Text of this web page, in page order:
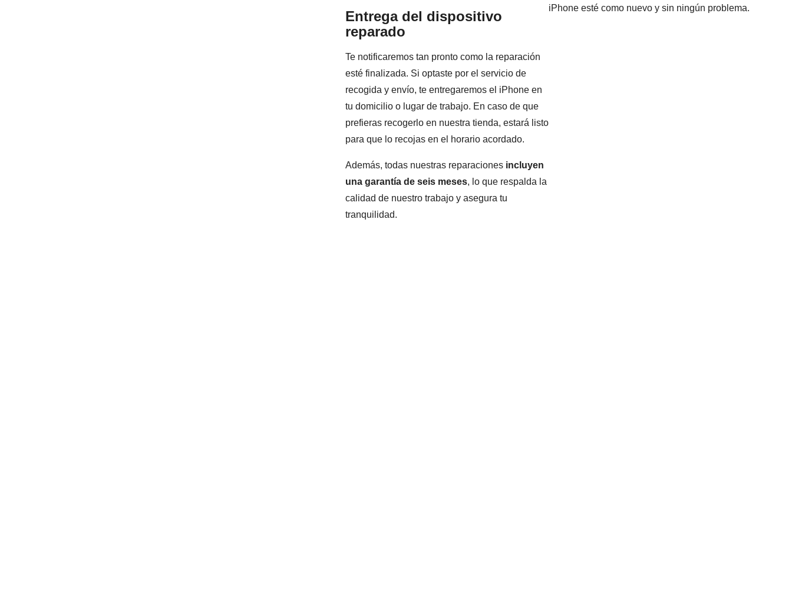
Entrega del dispositivo
reparado
Te notificaremos tan pronto como la reparación
esté finalizada. Si optaste por el servicio de
recogida y envío, te entregaremos el iPhone en
tu domicilio o lugar de trabajo. En caso de que
prefieras recogerlo en nuestra tienda, estará listo
para que lo recojas en el horario acordado.
Además, todas nuestras reparaciones incluyen
una garantía de seis meses, lo que respalda la
calidad de nuestro trabajo y asegura tu
tranquilidad.
iPhone esté como nuevo y sin ningún problema.